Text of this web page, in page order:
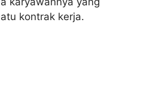
kontrak kerja.